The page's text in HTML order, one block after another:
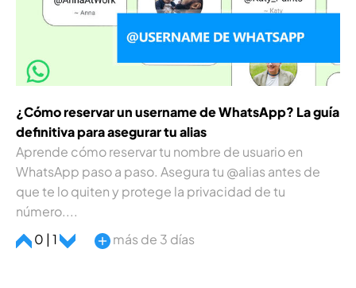
¿Cómo reservar un username de WhatsApp? La guía
definitiva para asegurar tu alias
Aprende cómo reservar tu nombre de usuario en
WhatsApp paso a paso. Asegura tu @alias antes de
que te lo quiten y protege la privacidad de tu
número....
0 | 1
más de 3 días